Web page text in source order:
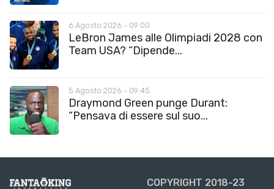
6 Agosto 2026 - 09:00
LeBron James alle Olimpiadi 2028 con
Team USA? “Dipende...
5 Agosto 2026 - 09:45
Draymond Green punge Durant:
“Pensava di essere sul suo...
COPYRIGHT 2018-23